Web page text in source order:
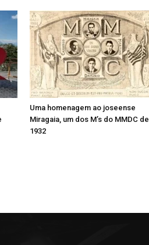
Uma homenagem ao joseense
Miragaia, um dos M’s do MMDC de
1932